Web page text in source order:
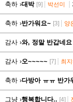
축하 ›대박 [9] 박선미
축하 ›반가워요~ [3] 양
감사 ›와, 정말 반갑네요
감사 ›오~~~~~ [7] 최지
축하 ›다방아 ㅠㅠ 반가
그냥 ›행복합니다.. [4]